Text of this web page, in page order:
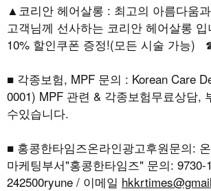
▲코리안 헤어살롱 : 최고의 아름다움
고객님께 선사하는 코리안 헤어살롱
10% 할인쿠폰 증정!(모든 시술 가능)
■ 각종보험, MPF 문의 : Korean Care
0001) MPF 관련 & 각종보험무료상담,
수있습니다.
■ 홍콩한타임즈온라인광고후원문의:
마케팅부서"홍콩한타임즈" 문의: 9730-
242500ryune / 이메일